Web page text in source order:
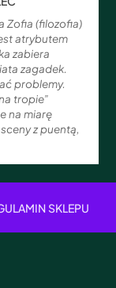
Zofia (filozofia)
atrybutem
zabiera
zagadek.
problemy.
tropie”
na miarę
z puentą,
SKLEPU